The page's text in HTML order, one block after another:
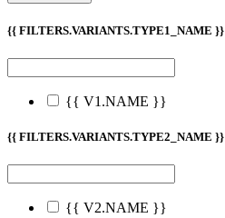
{{ FILTERS.VARIANTS.TYPE1_NAME }}
{{ V1.NAME }}
{{ FILTERS.VARIANTS.TYPE2_NAME }}
{{ V2.NAME }}